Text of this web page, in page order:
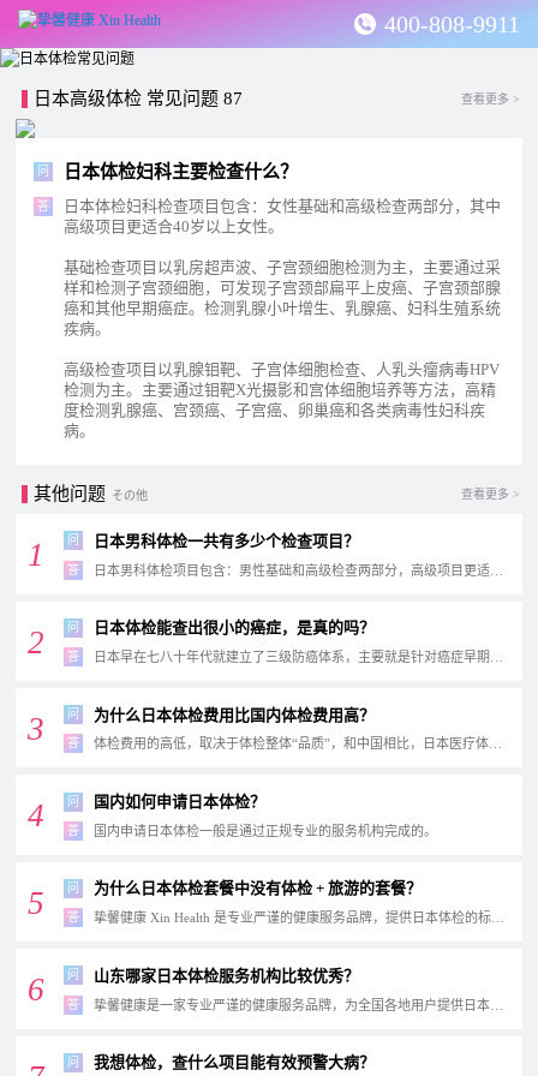
400-808-9911
日本高级体检 常见问题 87 查看更多 >
问 日本体检妇科主要检查什么？
答
日本体检妇科检查项目包含：女性基础和高级检查两部分，其中
高级项目更适合40岁以上女性。
基础检查项目以乳房超声波、子宫颈细胞检测为主，主要通过采
样和检测子宫颈细胞，可发现子宫颈部扁平上皮癌、子宫颈部腺
癌和其他早期癌症。检测乳腺小叶增生、乳腺癌、妇科生殖系统
疾病。
高级检查项目以乳腺钼靶、子宫体细胞检查、人乳头瘤病毒HPV
检测为主。主要通过钼靶X光摄影和宫体细胞培养等方法，高精
度检测乳腺癌、宫颈癌、子宫癌、卵巢癌和各类病毒性妇科疾
病。
其他问题 その他 查看更多 >
1 问 日本男科体检一共有多少个检查项目？
答
2 问 日本体检能查出很小的癌症，是真的吗？
答
3 问 为什么日本体检费用比国内体检费用高？
答
4 问 国内如何申请日本体检？
答 国内申请日本体检一般是通过正规专业的服务机构完成的。
5 问 为什么日本体检套餐中没有体检 + 旅游的套餐？
答
6 问 山东哪家日本体检服务机构比较优秀？
答
问 我想体检，查什么项目能有效预警大病？